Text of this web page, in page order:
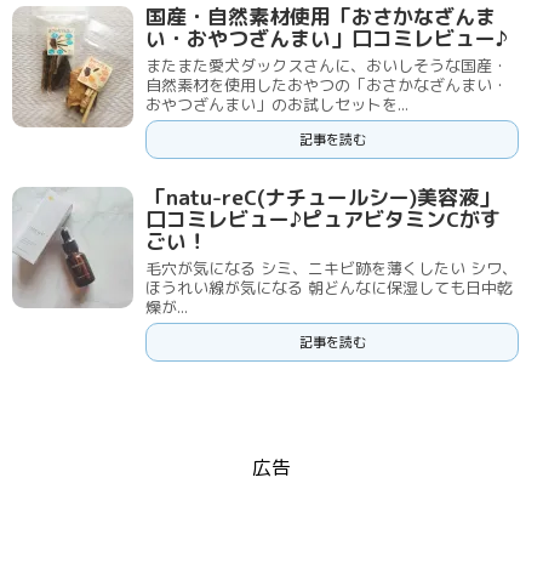
国産・自然素材使用「おさかなざんま
い・おやつざんまい」口コミレビュー♪
またまた愛犬ダックスさんに、おいしそうな国産・
自然素材を使用したおやつの「おさかなざんまい・
おやつざんまい」のお試しセットを...
記事を読む
「natu-reC(ナチュールシー)美容液」
口コミレビュー♪ピュアビタミンCがす
ごい！
毛穴が気になる シミ、ニキビ跡を薄くしたい シワ、
ほうれい線が気になる 朝どんなに保湿しても日中乾
燥が...
記事を読む
広告